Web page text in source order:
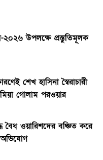
২০২৬ উপলক্ষে প্রস্তুতিমূলক
শেখ হাসিনা স্বৈরাচারী
গোলাম পরওয়ার
বৈধ ওয়ারিশদের বঞ্চিত করে